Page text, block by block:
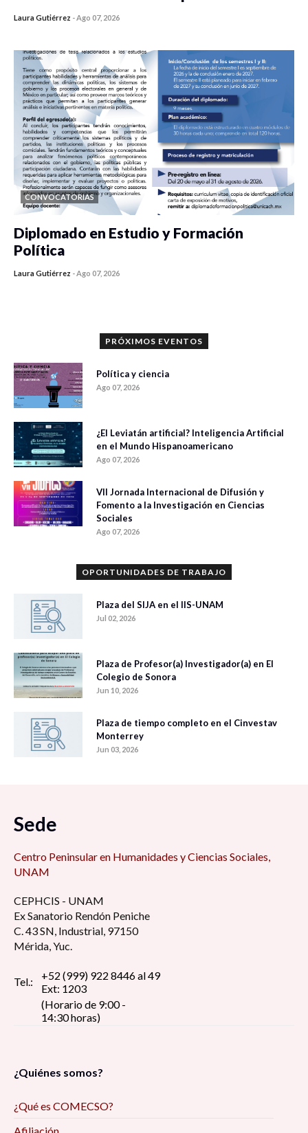
Laura Gutiérrez -Ago 07, 2026
CONVOCATORIAS
Diplomado en Estudio y Formación
Política
Laura Gutiérrez -Ago 07, 2026
PRÓXIMOS EVENTOS
Política y ciencia
Ago 07, 2026
¿El Leviatán artificial? Inteligencia Artificial
en el Mundo Hispanoamericano
Ago 07, 2026
VII Jornada Internacional de Difusión y
Fomento a la Investigación en Ciencias
Sociales
Ago 07, 2026
OPORTUNIDADES DE TRABAJO
Plaza del SIJA en el IIS-UNAM
Jul 02, 2026
Plaza de Profesor(a) Investigador(a) en El
Colegio de Sonora
Jun 10, 2026
Plaza de tiempo completo en el Cinvestav
Monterrey
Jun 03, 2026
Sede
Centro Peninsular en Humanidades y Ciencias Sociales,
UNAM
CEPHCIS - UNAM
Ex Sanatorio Rendón Peniche
C. 43 SN, Industrial, 97150
Mérida, Yuc.
Tel.:
+52 (999) 922 8446 al 49
Ext: 1203
(Horario de 9:00 -
14:30 horas)
¿Quiénes somos?
¿Qué es COMECSO?